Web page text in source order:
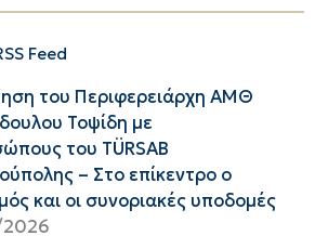
Feed
του Περιφερειάρχη ΑΜΘ
Τοψίδη με
του TÜRSAB
– Στο επίκεντρο ο
και οι συνοριακές υποδομές